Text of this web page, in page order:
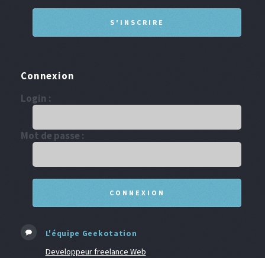
Connexion
Login :
Mot de passe :
L'équipe Geekotation
Developpeur freelance Web